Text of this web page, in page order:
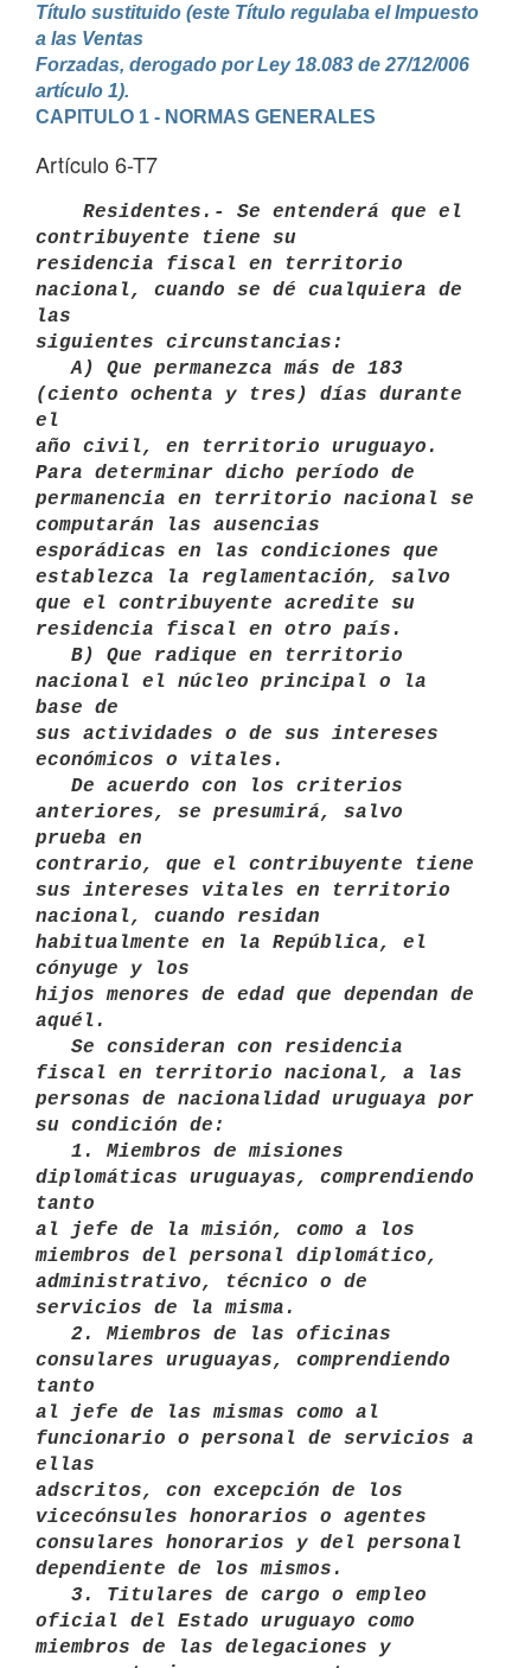
Título sustituido (este Título regulaba el Impuesto
a las Ventas
Forzadas, derogado por Ley 18.083 de 27/12/006
artículo 1).
CAPITULO 1 - NORMAS GENERALES
Artículo 6-T7
   Residentes.- Se entenderá que el
contribuyente tiene su
residencia fiscal en territorio
nacional, cuando se dé cualquiera de
las
siguientes circunstancias:
   A) Que permanezca más de 183
(ciento ochenta y tres) días durante
el
año civil, en territorio uruguayo.
Para determinar dicho período de
permanencia en territorio nacional se
computarán las ausencias
esporádicas en las condiciones que
establezca la reglamentación, salvo
que el contribuyente acredite su
residencia fiscal en otro país.
nacional el núcleo principal o la
base de
sus actividades o de sus intereses
económicos o vitales.
anteriores, se presumirá, salvo
prueba en
contrario, que el contribuyente tiene
sus intereses vitales en territorio
nacional, cuando residan
habitualmente en la República, el
cónyuge y los
hijos menores de edad que dependan de
aquél.
fiscal en territorio nacional, a las
personas de nacionalidad uruguaya por
su condición de:
diplomáticas uruguayas, comprendiendo
tanto
al jefe de la misión, como a los
miembros del personal diplomático,
administrativo, técnico o de
servicios de la misma.
consulares uruguayas, comprendiendo
tanto
al jefe de las mismas como al
funcionario o personal de servicios a
ellas
adscritos, con excepción de los
vicecónsules honorarios o agentes
consulares honorarios y del personal
dependiente de los mismos.
oficial del Estado uruguayo como
miembros de las delegaciones y